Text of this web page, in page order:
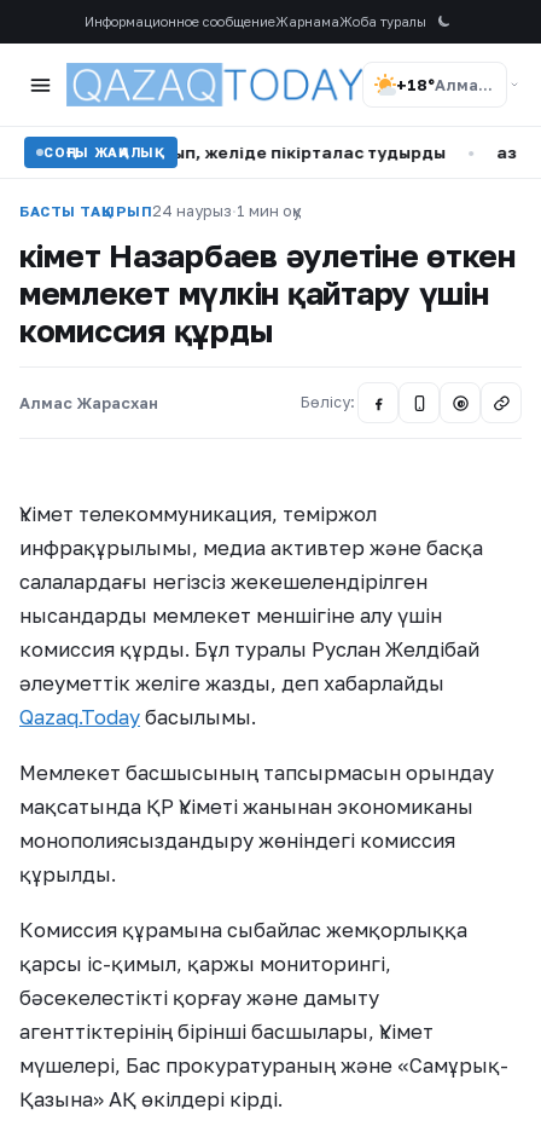
Информационное сообщениеЖарнамаЖоба туралы
+18° Алматы
СОҢҒЫ ЖАҢАЛЫҚ
ән айтып, желіде пікірталас тудырды •
БАСТЫ ТАҚЫРЫП24 наурыз·1 мин оқу
Үкімет Назарбаев әулетіне өткен
мемлекет мүлкін қайтару үшін
комиссия құрды
Алмас Жарасхан Бөлісу: @
Үкімет телекоммуникация, теміржол
инфрақұрылымы, медиа активтер және басқа
салалардағы негізсіз жекешелендірілген
нысандарды мемлекет меншігіне алу үшін
комиссия құрды. Бұл туралы Руслан Желдібай
әлеуметтік желіге жазды, деп хабарлайды
Qazaq.Today басылымы.
Мемлекет басшысының тапсырмасын орындау
мақсатында ҚР Үкіметі жанынан экономиканы
монополиясыздандыру жөніндегі комиссия
құрылды.
Комиссия құрамына сыбайлас жемқорлыққа
қарсы іс-қимыл, қаржы мониторингі,
бәсекелестікті қорғау және дамыту
агенттіктерінің бірінші басшылары, Үкімет
мүшелері, Бас прокуратураның және «Самұрық-
Қазына» АҚ өкілдері кірді.